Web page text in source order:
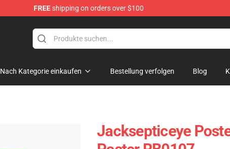
FREEshipping on orders over $100
Nach Kategorie einkaufen Bestellung verfolgen Blog
Jacksepticeye